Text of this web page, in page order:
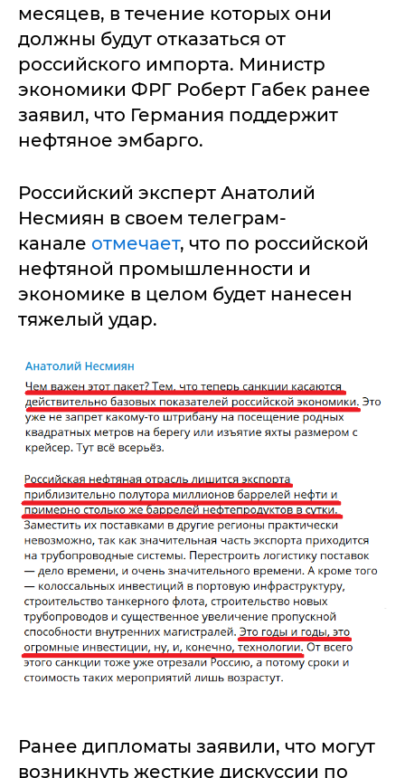
месяцев, в течение которых они
должны будут отказаться от
российского импорта. Министр
экономики ФРГ Роберт Габек ранее
заявил, что Германия поддержит
нефтяное эмбарго.
Российский эксперт Анатолий
Несмиян в своем телеграм-
канале отмечает, что по российской
нефтяной промышленности и
экономике в целом будет нанесен
тяжелый удар.
Ранее дипломаты заявили, что могут
возникнуть жесткие дискуссии по